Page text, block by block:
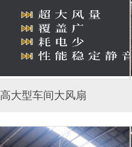
高大型车间大风扇